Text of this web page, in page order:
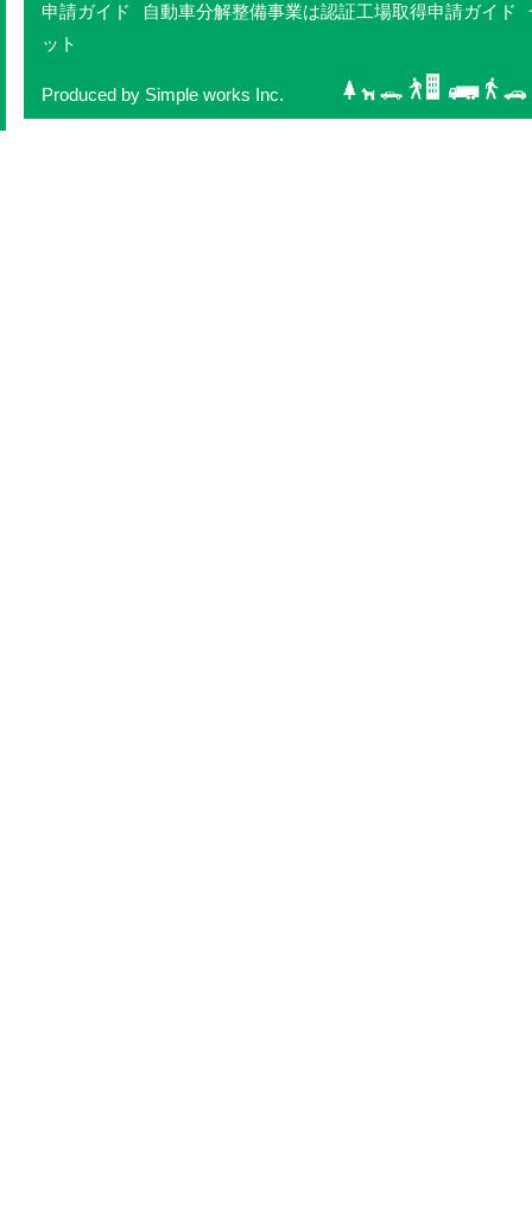
申請ガイド 自動車分解整備事業は認証工場取得申請ガイド
ット
Produced by Simple works Inc.